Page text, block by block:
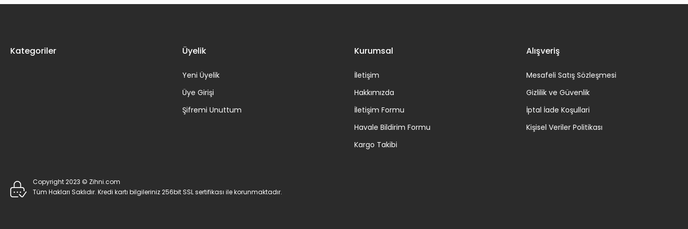
Kategoriler Üyelik
Yeni Üyelik
Üye Girişi
Şifremi Unuttum
Kurumsal
İletişim
Hakkımızda
İletişim Formu
Havale Bildirim Formu
Kargo Takibi
Alışveriş
Mesafeli Satış Sözleşmesi
Gizlilik ve Güvenlik
İptal İade Koşullari
Kişisel Veriler Politikası
Copyright 2023 © Zihni.com
Tüm Hakları Saklıdır. Kredi kartı bilgileriniz 256bit SSL sertifikası ile korunmaktadır.